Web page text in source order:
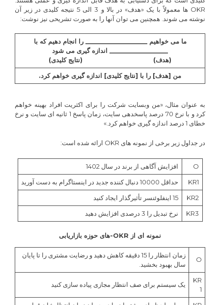
OKR ها معمولاً با یک «هدف» در بالا و 3 الی 5 نتیجه کلیدی در زیر آن
نوشته می شوند. همچنین می توان آنها را به صورت تشریحی نیز نوشت:
ما می خواهیم __________________ را انجام دهیم که با
_________________ اندازه گیری می شود
(هدف) (نتایج کلیدی)
من [هدف] را با [نتایج کلیدی] اندازه گیری خواهم کرد.
به عنوان مثال، «من وبسایت شرکت را برای اکثریت افراد بهینه خواهم
کرد و با نرخ 70 درصد پاسخدهی سایت، زمان پاسخ 1 ثانیه ای سایت و نرخ
خطای 1 درصد اندازه گیری خواهم کرد.»
در جداول زیر برخی از نمونه های OKR ارائه شده است:
O
افزایش آگاهی از برند در سال 1402
KR1
حداقل 10000 دنبال کننده جدید در اینستاگرام به دست آورید
KR2
15 اینفلوئنسر تأثیرگذار ایجاد کنید
KR3
نرخ تبدیل را 3 درصدی افزایش دهید
نمونه ای از OKR-های حوزه بازاریابی
O
زمان انتظار را 15 دقیقه کاهش دهید و رضایت مشتری را تا پایان
سال بهبود بخشید.
KR
1
یک سیستم برای صف انتظار مجازی پیاده سازی کنید